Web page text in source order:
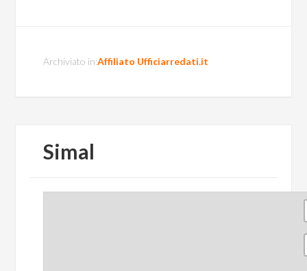
Archiviato in:Affiliato Ufficiarredati.it
Simal